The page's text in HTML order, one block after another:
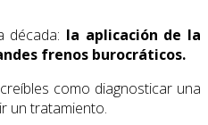
década: la aplicación de la
frenos burocráticos.
como diagnosticar una
un tratamiento.